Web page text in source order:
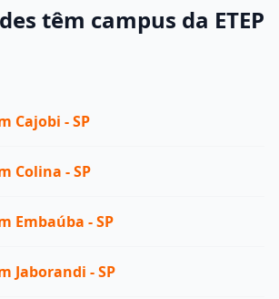
têm campus da ETEP
Cajobi - SP
Colina - SP
Embaúba - SP
Jaborandi - SP